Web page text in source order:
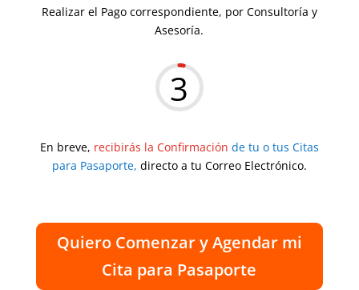
Realizar el Pago correspondiente, por Consultoría y
Asesoría.
3
En breve, recibirás la Confirmación de tu o tus Citas
para Pasaporte, directo a tu Correo Electrónico.
Quiero Comenzar y Agendar mi
Cita para Pasaporte